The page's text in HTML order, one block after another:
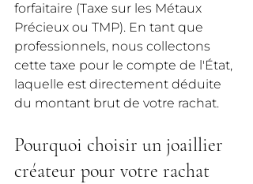
forfaitaire (Taxe sur les Métaux
Précieux ou TMP). En tant que
professionnels, nous collectons
cette taxe pour le compte de l'État,
laquelle est directement déduite
du montant brut de votre rachat.
Pourquoi choisir un joaillier
créateur pour votre rachat